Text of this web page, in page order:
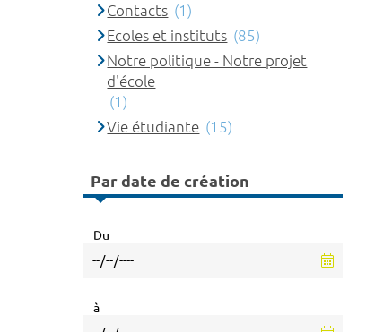
Contacts (1)
Ecoles et instituts (85)
Notre politique - Notre projet
d'école
(1)
Vie étudiante (15)
Par date de création
Du
à